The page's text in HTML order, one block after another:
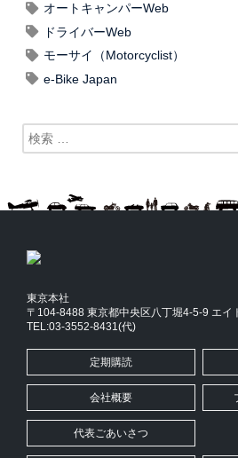
オートキャンパーWeb
ドライバーWeb
モーサイ（Motorcyclist）
e-Bike Japan
東京本社
〒104-8488 東京都中央区八丁堀4-5-9 エイ
TEL:03-3552-8431(代)
定期購読
会社概要
代表ごあいさつ